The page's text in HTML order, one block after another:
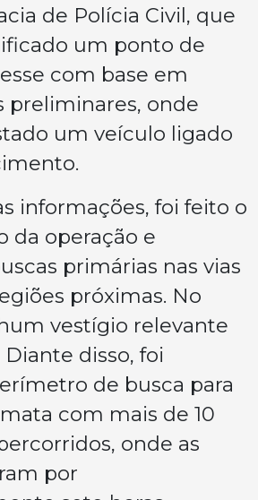
de Polícia Civil, que
um ponto de
com base em
preliminares, onde
um veículo ligado
informações, foi feito o
da operação e
primárias nas vias
próximas. No
vestígio relevante
disso, foi
de busca para
com mais de 10
onde as
por